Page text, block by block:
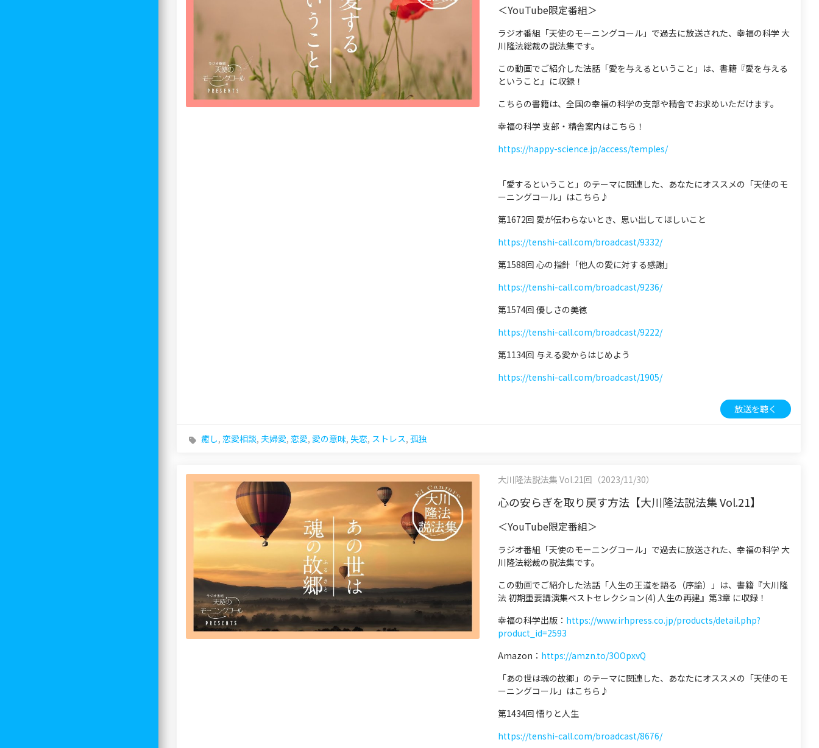
＜YouTube限定番組＞
ラジオ番組「天使のモーニングコール」で過去に放送された、幸福の科学 大
川隆法総裁の説法集です。
この動画でご紹介した法話「愛を与えるということ」は、書籍『愛を与える
ということ』に収録！
こちらの書籍は、全国の幸福の科学の支部や精舎でお求めいただけます。
幸福の科学 支部・精舎案内はこちら！
https://happy-science.jp/access/temples/
「愛するということ」のテーマに関連した、あなたにオススメの「天使のモ
ーニングコール」はこちら♪
第1672回 愛が伝わらないとき、思い出してほしいこと
https://tenshi-call.com/broadcast/9332/
第1588回 心の指針「他人の愛に対する感謝」
https://tenshi-call.com/broadcast/9236/
第1574回 優しさの美徳
https://tenshi-call.com/broadcast/9222/
第1134回 与える愛からはじめよう
https://tenshi-call.com/broadcast/1905/
放送を聴く
癒し, 恋愛相談, 夫婦愛, 恋愛, 愛の意味, 失恋, ストレス, 孤独
大川隆法説法集 Vol.21回（2023/11/30）
心の安らぎを取り戻す方法【大川隆法説法集 Vol.21】
＜YouTube限定番組＞
ラジオ番組「天使のモーニングコール」で過去に放送された、幸福の科学 大
川隆法総裁の説法集です。
この動画でご紹介した法話「人生の王道を語る（序論）」は、書籍『大川隆
法 初期重要講演集ベストセレクション(4) 人生の再建』第3章 に収録！
幸福の科学出版： https://www.irhpress.co.jp/products/detail.php?
product_id=2593
Amazon： https://amzn.to/3OOpxvQ
「あの世は魂の故郷」のテーマに関連した、あなたにオススメの「天使のモ
ーニングコール」はこちら♪
第1434回 悟りと人生
https://tenshi-call.com/broadcast/8676/